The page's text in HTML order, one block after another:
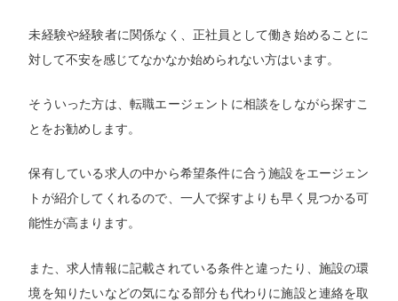
未経験や経験者に関係なく、正社員として働き始めることに
対して不安を感じてなかなか始められない方はいます。
そういった方は、転職エージェントに相談をしながら探すこ
とをお勧めします。
保有している求人の中から希望条件に合う施設をエージェン
トが紹介してくれるので、一人で探すよりも早く見つかる可
能性が高まります。
また、求人情報に記載されている条件と違ったり、施設の環
境を知りたいなどの気になる部分も代わりに施設と連絡を取